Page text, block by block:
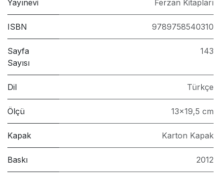
Yayınevi Ferzan Kitapları
ISBN 9789758540310
Sayfa
Sayısı
143
Dil Türkçe
Ölçü 13x19,5 cm
Kapak Karton Kapak
Baskı 2012